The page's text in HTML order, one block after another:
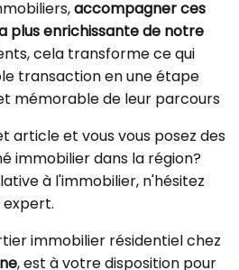
accompagner ces
plus enrichissante de notre
cela transforme ce qui
transaction en une étape
mémorable de leur parcours
article et vous vous posez des
immobilier dans la région?
à l'immobilier, n'hésitez
immobilier résidentiel chez
, est à votre disposition pour